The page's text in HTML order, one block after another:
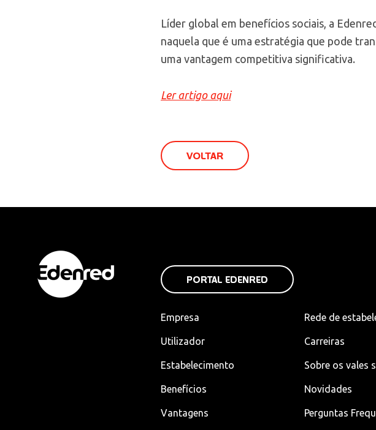
Líder global em benefícios sociais, a
naquela que é uma estratégia que pode
uma vantagem competitiva significativa.
Ler artigo aqui
VOLTAR
PORTAL EDENRED
Empresa
Utilizador
Estabelecimento
Benefícios
Vantagens
Rede de
Carreiras
Sobre os vales
Novidades
Perguntas